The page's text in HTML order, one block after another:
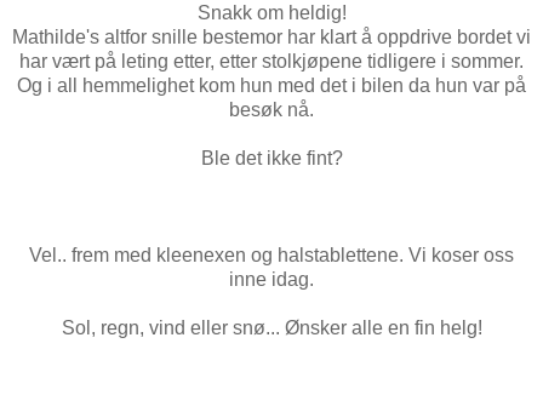
Snakk om heldig!
Mathilde's altfor snille bestemor har klart å oppdrive bordet vi
har vært på leting etter, etter stolkjøpene tidligere i sommer.
Og i all hemmelighet kom hun med det i bilen da hun var på
besøk nå.
Ble det ikke fint?
Vel.. frem med kleenexen og halstablettene. Vi koser oss
inne idag.
Sol, regn, vind eller snø... Ønsker alle en fin helg!